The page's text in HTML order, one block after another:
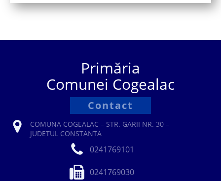
Primăria
Comunei Cogealac
Contact
COMUNA COGEALAC – STR. GARII NR. 30 –
JUDETUL CONSTANTA
0241769101
0241769030